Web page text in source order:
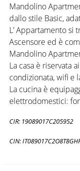
Mandolino
dallo stile Basic,
L’ Appartamento si
Ascensore ed è
Mandolino
La casa è riservata
condizionata, wifi e
La cucina è
elettrodomestici:
CIR: 19089017C205952
CIN: